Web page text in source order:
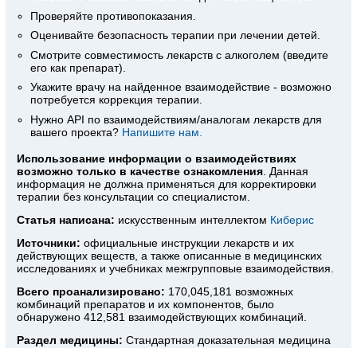
Проверяйте противопоказания.
Оценивайте безопасность терапии при лечении детей.
Смотрите совместимость лекарств с алкоголем (введите
его как препарат).
Укажите врачу на найденное взаимодействие - возможно
потребуется коррекция терапии.
Нужно API по взаимодействиям/аналогам лекарств для
вашего проекта? Напишите нам.
Использование информации о взаимодействиях
возможно только в качестве ознакомления. Данная
информация не должна применяться для корректировки
терапии без консультации со специалистом.
Статья написана: искусственным интеллектом Киберис
Источники: официальные инструкции лекарств и их
действующих веществ, а также описанные в медицинских
исследованиях и учебниках межгрупповые взаимодействия.
Всего проанализировано: 170,045,181 возможных
комбинаций препаратов и их компонентов, было
обнаружено 412,581 взаимодействующих комбинаций.
Раздел медицины: Стандартная доказательная медицина